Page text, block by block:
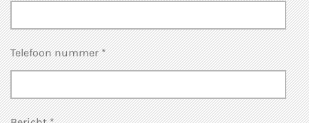
Telefoon nummer *